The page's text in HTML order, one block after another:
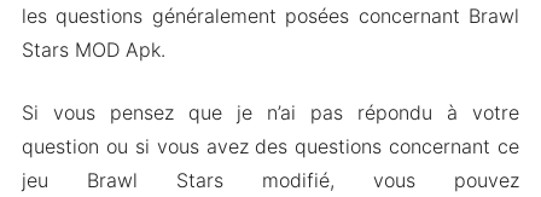
les questions généralement posées concernant Brawl
Stars MOD Apk.
Si vous pensez que je n’ai pas répondu à votre
question ou si vous avez des questions concernant ce
jeu Brawl Stars modifié, vous pouvez